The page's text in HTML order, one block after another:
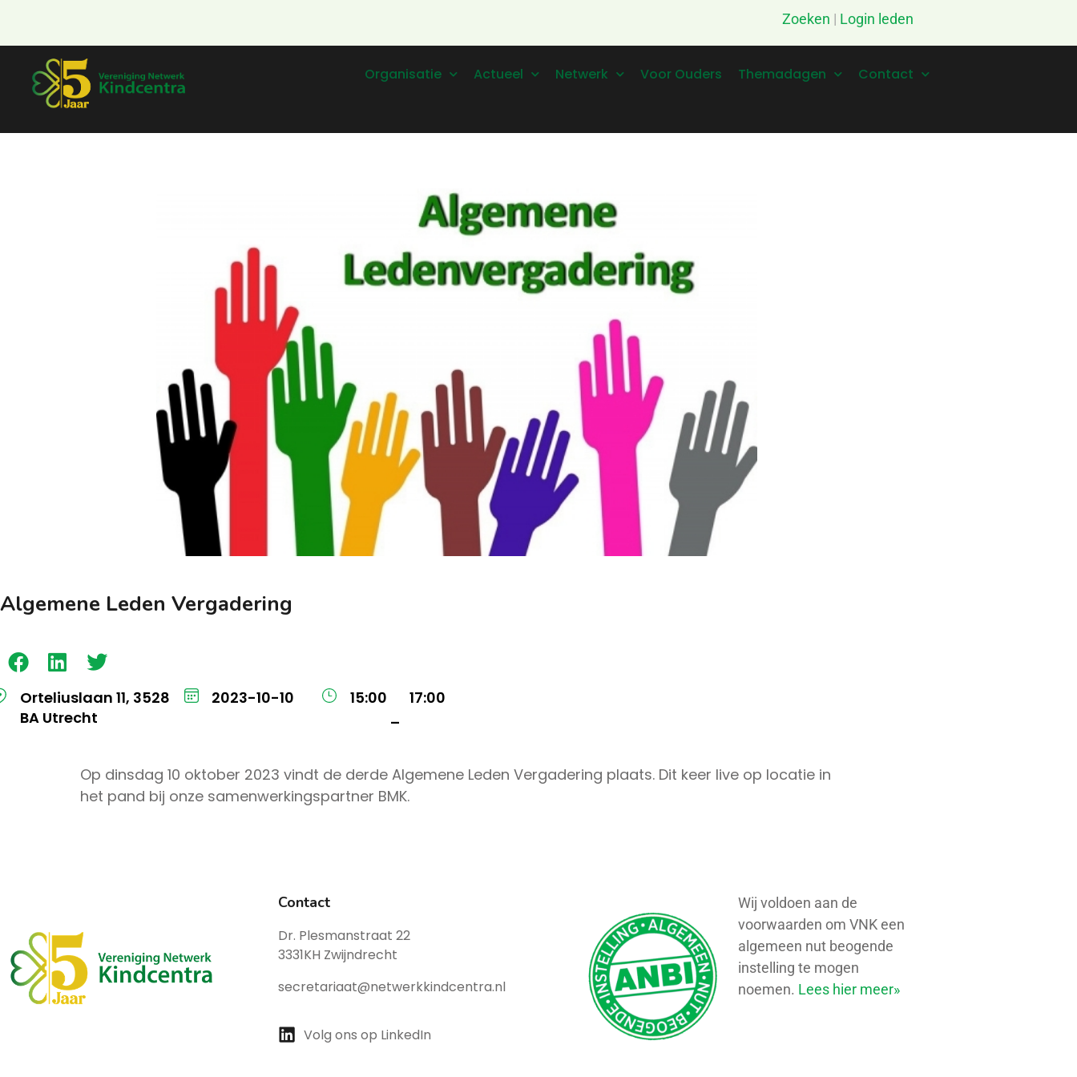
Zoeken | Login leden
Organisatie Actueel Netwerk Voor Ouders Themadagen Contact
Algemene Leden Vergadering
Orteliuslaan 11, 3528
BA Utrecht
2023-10-10
15:00
–
17:00
Op dinsdag 10 oktober 2023 vindt de derde Algemene Leden Vergadering plaats. Dit keer live op locatie in
het pand bij onze samenwerkingspartner BMK.
Contact
Dr. Plesmanstraat 22
3331KH Zwijndrecht
secretariaat@netwerkkindcentra.nl
Volg ons op LinkedIn
Wij voldoen aan de
voorwaarden om VNK een
algemeen nut beogende
instelling te mogen
noemen. Lees hier meer»